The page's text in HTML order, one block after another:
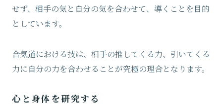
せず、相手の気と自分の気を合わせて、導くことを目的
としています。
合気道における技は、相手の推してくる力、引いてくる
力に自分の力を合わせることが究極の理合となります。
心と身体を研究する